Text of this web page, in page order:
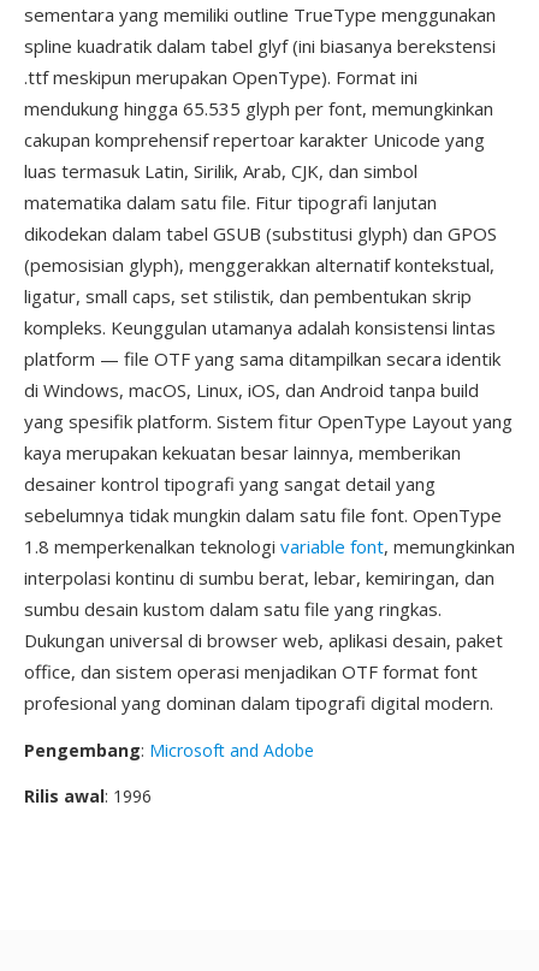
sementara yang memiliki outline TrueType menggunakan
spline kuadratik dalam tabel glyf (ini biasanya berekstensi
.ttf meskipun merupakan OpenType). Format ini
mendukung hingga 65.535 glyph per font, memungkinkan
cakupan komprehensif repertoar karakter Unicode yang
luas termasuk Latin, Sirilik, Arab, CJK, dan simbol
matematika dalam satu file. Fitur tipografi lanjutan
dikodekan dalam tabel GSUB (substitusi glyph) dan GPOS
(pemosisian glyph), menggerakkan alternatif kontekstual,
ligatur, small caps, set stilistik, dan pembentukan skrip
kompleks. Keunggulan utamanya adalah konsistensi lintas
platform — file OTF yang sama ditampilkan secara identik
di Windows, macOS, Linux, iOS, dan Android tanpa build
yang spesifik platform. Sistem fitur OpenType Layout yang
kaya merupakan kekuatan besar lainnya, memberikan
desainer kontrol tipografi yang sangat detail yang
sebelumnya tidak mungkin dalam satu file font. OpenType
1.8 memperkenalkan teknologi variable font, memungkinkan
interpolasi kontinu di sumbu berat, lebar, kemiringan, dan
sumbu desain kustom dalam satu file yang ringkas.
Dukungan universal di browser web, aplikasi desain, paket
office, dan sistem operasi menjadikan OTF format font
profesional yang dominan dalam tipografi digital modern.
Pengembang: Microsoft and Adobe
Rilis awal: 1996